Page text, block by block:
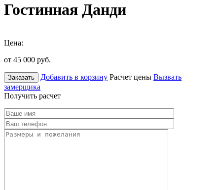
Гостинная Данди
Цена:
от 45 000 руб.
Заказать Добавить в корзину Расчет цены Вызвать
замерщика
Получить расчет